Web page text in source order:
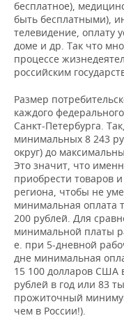
бесплатное),
быть бесплатными),
телевидение, оплату
доме и др. Так что
процессе
российским
Размер
каждого
Санкт-Петербурга.
минимальных 8 243
округ) до
Это значит, что
приобрести товаров
региона, чтобы не
минимальная оплата
200 рублей. Для
минимальной платы
е. при 5-дневной
дне минимальная
15 100 долларов США
рублей в год или 83
прожиточный
чем в России!).